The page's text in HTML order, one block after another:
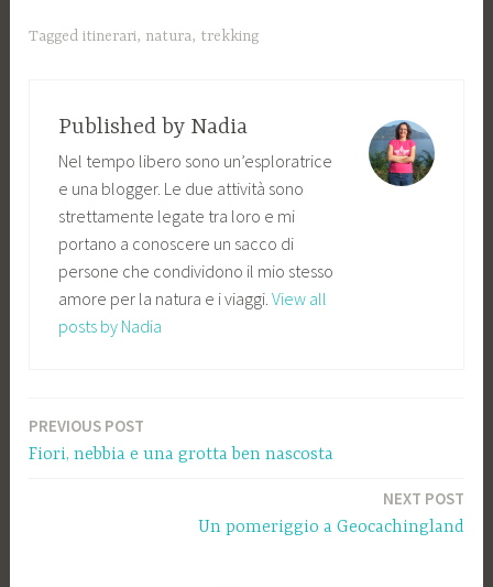
Taggeditinerari, natura, trekking
Published by Nadia
Nel tempo libero sono un’esploratrice
e una blogger. Le due attività sono
strettamente legate tra loro e mi
portano a conoscere un sacco di
persone che condividono il mio stesso
amore per la natura e i viaggi. View all
posts by Nadia
Navigazione
articoli
PREVIOUS POST
Fiori, nebbia e una grotta ben nascosta
NEXT POST
Un pomeriggio a Geocachingland